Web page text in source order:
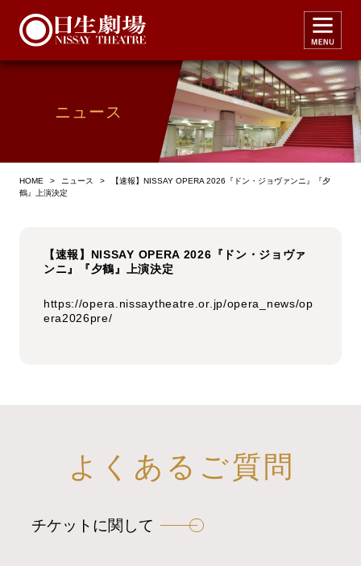
ニュース
HOME > ニュース >
【速報】NISSAY OPERA 2026『ドン・ジョヴァンニ』『夕
鶴』上演決定
【速報】NISSAY OPERA 2026『ドン・ジョヴァ
ンニ』『夕鶴』上演決定
https://opera.nissaytheatre.or.jp/opera_news/op
era2026pre/
よくあるご質問
チケットに関して